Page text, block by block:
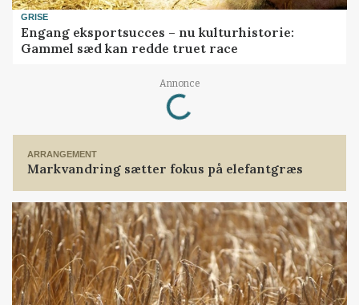
GRISE
Engang eksportsucces – nu kulturhistorie:
Gammel sæd kan redde truet race
Annonce
Loading...
ARRANGEMENT
Markvandring sætter fokus på elefantgræs